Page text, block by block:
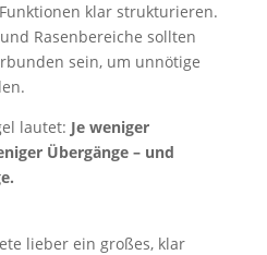
klar strukturieren.
Rasenbereiche sollten
sein, um unnötige
lautet: Je weniger
Übergänge – und
lieber ein großes, klar